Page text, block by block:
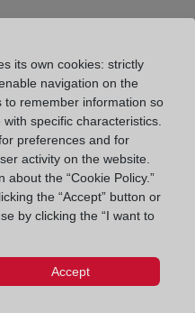
del Colegio de
Munro.
its own cookies: strictly
navigation on the
to remember information so
specific characteristics.
preferences and for
activity on the website.
about the “Cookie Policy.”
the “Accept” button or
by clicking the “I want to
Accept